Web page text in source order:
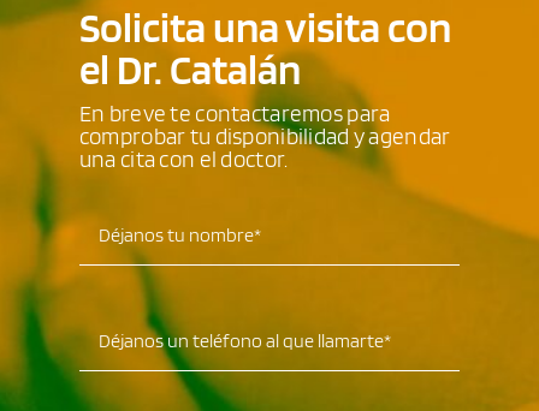
Solicita una visita con
el Dr. Catalán
En breve te contactaremos para
comprobar tu disponibilidad y agendar
una cita con el doctor.